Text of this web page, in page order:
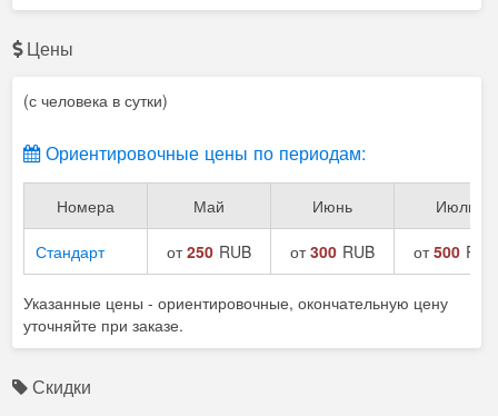
Цены
(с человека в сутки)
Ориентировочные цены по периодам:
Номера Май Июнь Июль
Стандарт от250 RUB от300 RUB от500 RUB
Указанные цены - ориентировочные, окончательную цену
уточняйте при заказе.
Скидки